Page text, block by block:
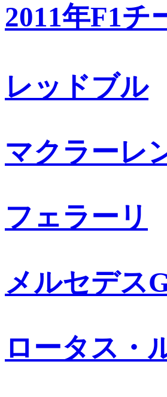
2011年F1チ
レッドブル
マクラーレ
フェラーリ
メルセデス
ロータス・